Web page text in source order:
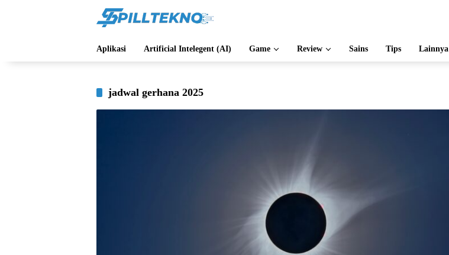
Aplikasi Artificial Intelegent (AI) Game Review Sains Tips Lainnya
jadwal gerhana 2025